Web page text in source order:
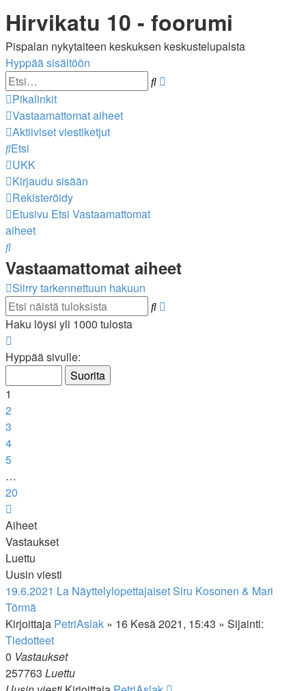
Hirvikatu 10 - foorumi
Pispalan nykytaiteen keskuksen keskustelupalsta
Hyppää sisältöön
Etsi
Pikalinkit
Vastaamattomat aiheet
Aktiiviset viestiketjut
Etsi
UKK
Kirjaudu sisään
Rekisteröidy
Etusivu Etsi Vastaamattomat
aiheet
Etsi
Vastaamattomat aiheet
Siirry tarkennettuun hakuun
Etsi
Haku löysi yli 1000 tulosta
1/20
Hyppää sivulle:
1
2
3
4
5
…
20
Aiheet
Vastaukset
Luettu
Uusin viesti
19.6.2021 La Näyttelylopettajaiset Siru Kosonen & Mari
Törmä
Kirjoittaja PetriAslak » 16 Kesä 2021, 15:43 » Sijainti:
Tiedotteet
0 Vastaukset
257763 Luettu